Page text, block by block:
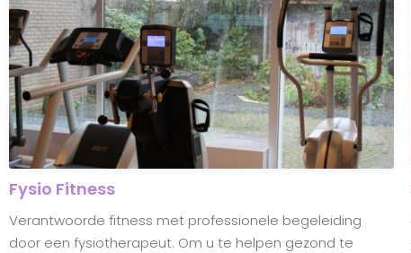
Fysio Fitness
Verantwoorde fitness met professionele begeleiding
door een fysiotherapeut. Om u te helpen gezond te